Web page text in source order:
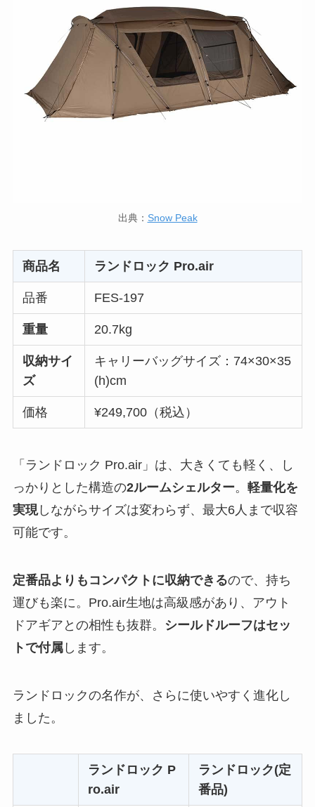
出典： Snow Peak
商品名 ランドロック Pro.air
品番 FES-197
重量 20.7kg
収納サイ
ズ
キャリーバッグサイズ：74×30×35
(h)cm
価格 ¥249,700（税込）
「ランドロック Pro.air」は、大きくても軽く、し
っかりとした構造の2ルームシェルター。 軽量化を
実現しながらサイズは変わらず、最大6人まで収容
可能です。
定番品よりもコンパクトに収納できるので、持ち
運びも楽に。Pro.air生地は高級感があり、アウト
ドアギアとの相性も抜群。
シールドルーフはセッ
トで付属します。
ランドロックの名作が、さらに使いやすく進化し
ました。
ランドロック P
ro.air
ランドロック(定
番品)